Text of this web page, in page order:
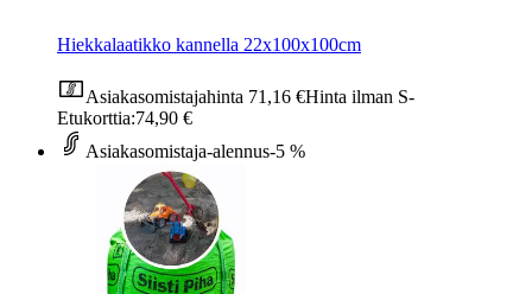
Hiekkalaatikko kannella 22x100x100cm
Asiakasomistajahinta 71,16 €Hinta ilman S-
Etukorttia:74,90 €
Asiakasomistaja-alennus-5 %